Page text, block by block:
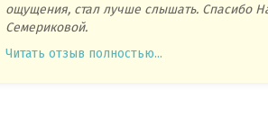
ощущения, стал лучше слышать. Спасибо
Семериковой.
Читать отзыв полностью...